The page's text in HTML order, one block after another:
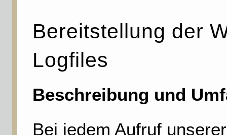
Bereitstellung der
Logfiles
Beschreibung und
Bei jedem Aufruf